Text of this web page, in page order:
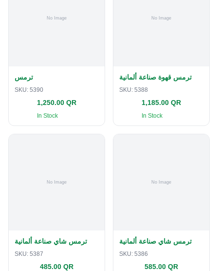
ترمس
SKU: 5390
1,250.00 QR
In Stock
ترمس قهوة صناعة ألمانية
SKU: 5388
1,185.00 QR
In Stock
ترمس شاي صناعة ألمانية
SKU: 5387
485.00 QR
ترمس شاي صناعة ألمانية
SKU: 5386
585.00 QR